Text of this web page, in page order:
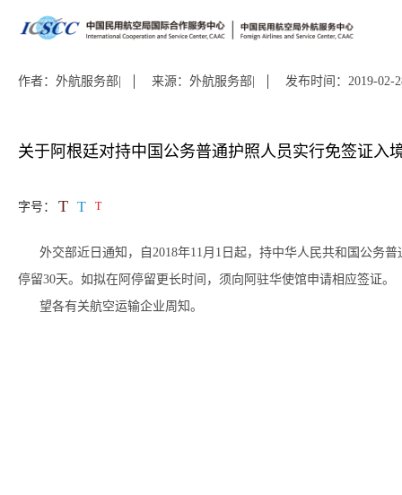
作者：外航服务部| 来源：外航服务部| 发布时间：2019-02-
关于阿根廷对持中国公务普通护照人员实行免签证入
字号： T T T
外交部近日通知，自2018年11月1日起，持中华人民共和国公务普
停留30天。如拟在阿停留更长时间，须向阿驻华使馆申请相应签证。
望各有关航空运输企业周知。